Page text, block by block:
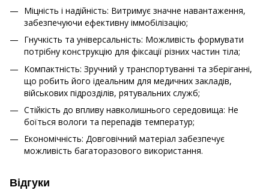
Міцність і надійність: Витримує значне навантаження,
забезпечуючи ефективну іммобілізацію;
Гнучкість та універсальність: Можливість формувати
потрібну конструкцію для фіксації різних частин тіла;
Компактність: Зручний у транспортуванні та зберіганні,
що робить його ідеальним для медичних закладів,
військових підрозділів, рятувальних служб;
Стійкість до впливу навколишнього середовища: Не
боїться вологи та перепадів температур;
Економічність: Довговічний матеріал забезпечує
можливість багаторазового використання.
Відгуки